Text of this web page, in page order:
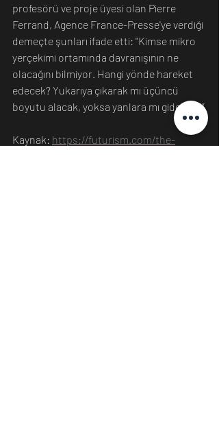
profesörü ve proje üyesi olan Pierre
Ferrand, Agence France-Presse'ye verdiği
demeçte şunları ifade etti: "Kimse mikro
yerçekimi ortamında davranışının ne
olacağını bilmiyor. Hangi yönde hareket
edecek? Yukarıya çıkarak mı üçüncü
boyutu alacak, yoksa yanlara mı gidecek?”
Kaynak: https://futurism.com/the-